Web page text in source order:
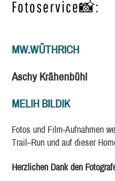
Fotoservice📸:
MW.WÜTHRICH
Aschy Krähenbühl
MELIH BILDIK
Fotos und Film-Aufnahmen
Trail–Run und auf dieser
Herzlichen Dank den